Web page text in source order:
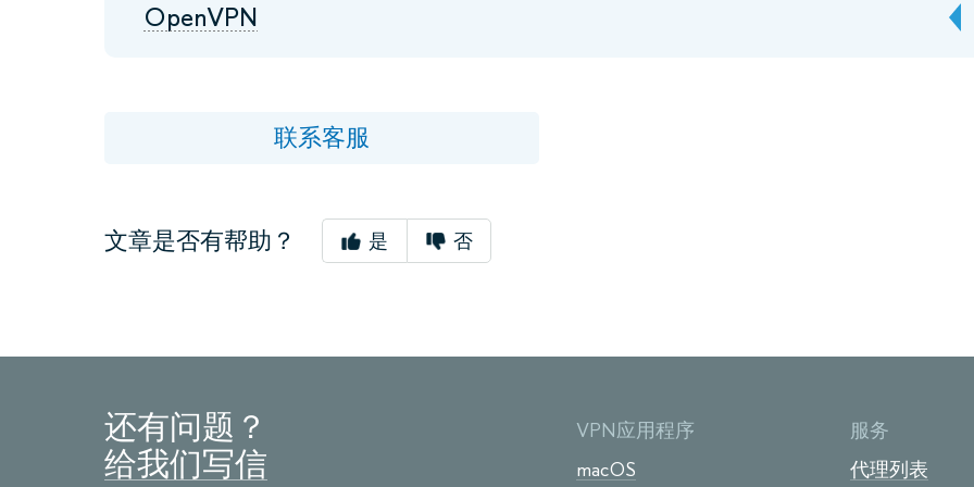
OpenVPN
联系客服
文章是否有帮助？ 是 否
还有问题？
给我们写信
VPN应用程序
macOS
服务
代理列表